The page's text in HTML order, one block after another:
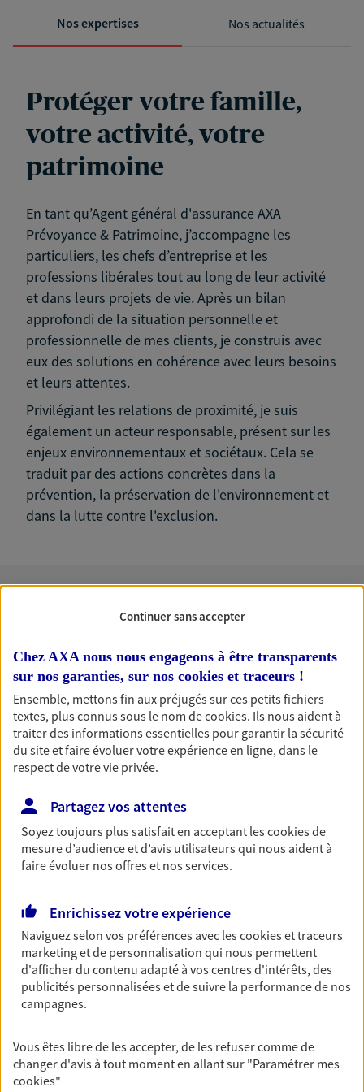
Nos expertises Nos actualités
Protéger votre famille,
votre activité, votre
patrimoine
En tant qu’Agent général d'assurance AXA
Prévoyance & Patrimoine, j’accompagne les
particuliers, les chefs d’entreprise et les
professions libérales tout au long de leur activité
et dans leurs projets de vie. Après un bilan
approfondi de la situation personnelle et
professionnelle de mes clients, je construis avec
eux des solutions en cohérence avec leurs besoins
et leurs attentes.
Privilégiant les relations de proximité, je suis
également un acteur responsable, présent sur les
enjeux environnementaux et sociétaux. Cela se
traduit par des actions concrètes dans la
prévention, la préservation de l'environnement et
dans la lutte contre l'exclusion.
Nos expertises
Accompagner les
professionnels et les
entreprises
Comme vous, nous sommes des indépendants. Nous
protéger votre activité, vos collaborateurs... mais aussi
vous-même et votre famille.
Accompagner vos projets de
Achat immobilier, installation, départ à la retraite…
Autant de moments de vie qui nécessitent des solutions
d'assurance et d'épargne. Recevez un conseil d'expert
cohérent avec vos besoins
épargne
De nombreuses solutions s'offrent à vous pour faire
Continuer sans accepter
Chez AXA nous nous engageons à être transparents
sur nos garanties, sur nos cookies et traceurs !
Ensemble, mettons fin aux préjugés sur ces petits fichiers
textes, plus connus sous le nom decookies. Ils nous aident à
traiter des informations essentielles pour garantir la sécurité
du site et faire évoluer votre expérience en ligne, dans le
respect de votre vie privée.
Partagez vos attentes
Soyez toujours plus satisfait en acceptant lescookiesde
mesure d’audience et d’avis utilisateurs qui nous aident à
faire évoluer nos offres et nos services.
Enrichissez votre expérience
Naviguez selon vos préférences avec lescookies et traceurs
marketing et de personnalisation qui nous permettent
d'afficher du contenu adapté à vos centres d'intérêts, des
publicités personnalisées et de suivre la performance de nos
campagnes.
Vous êtes libre de les accepter, de les refuser comme de
changer d'avis à tout moment en allant sur "Paramétrer mes
cookies"